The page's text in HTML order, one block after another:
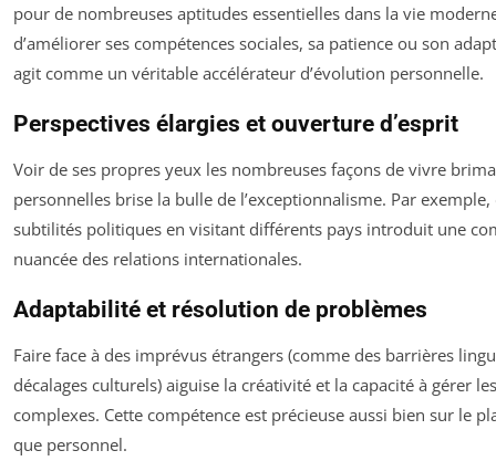
pour de nombreuses aptitudes essentielles dans la vie
d’améliorer ses compétences sociales, sa patience ou son
agit comme un véritable accélérateur d’évolution personnelle.
Perspectives élargies et ouverture d’esprit
Voir de ses propres yeux les nombreuses façons de vivre
personnelles brise la bulle de l’exceptionnalisme. Par
subtilités politiques en visitant différents pays introduit une
nuancée des relations internationales.
Adaptabilité et résolution de problèmes
Faire face à des imprévus étrangers (comme des barrières
décalages culturels) aiguise la créativité et la capacité à gérer
complexes. Cette compétence est précieuse aussi bien sur le
que personnel.